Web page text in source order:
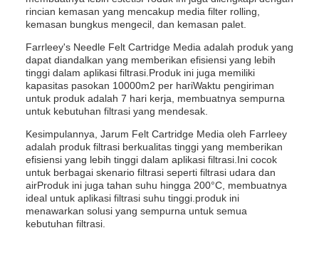
rincian kemasan yang mencakup media filter rolling,
kemasan bungkus mengecil, dan kemasan palet.
Farrleey's Needle Felt Cartridge Media adalah produk yang
dapat diandalkan yang memberikan efisiensi yang lebih
tinggi dalam aplikasi filtrasi.Produk ini juga memiliki
kapasitas pasokan 10000m2 per hariWaktu pengiriman
untuk produk adalah 7 hari kerja, membuatnya sempurna
untuk kebutuhan filtrasi yang mendesak.
Kesimpulannya, Jarum Felt Cartridge Media oleh Farrleey
adalah produk filtrasi berkualitas tinggi yang memberikan
efisiensi yang lebih tinggi dalam aplikasi filtrasi.Ini cocok
untuk berbagai skenario filtrasi seperti filtrasi udara dan
airProduk ini juga tahan suhu hingga 200°C, membuatnya
ideal untuk aplikasi filtrasi suhu tinggi.produk ini
menawarkan solusi yang sempurna untuk semua
kebutuhan filtrasi.